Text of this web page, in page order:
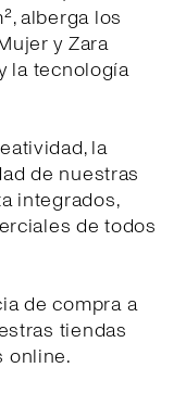
alberga los
y Zara
la tecnología
la
de nuestras
integrados,
de todos
de compra a
tiendas
online.